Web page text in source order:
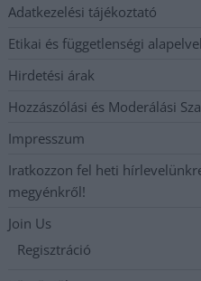
Adatkezelési tájékoztató
Etikai és függetlenségi
Hirdetési árak
Hozzászólási és Moderálási
Impresszum
Iratkozzon fel heti
megyénkről!
Join Us
Regisztráció